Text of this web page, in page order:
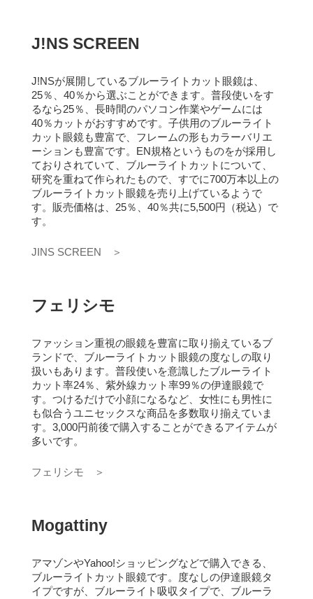
J!NS SCREEN
J!NSが展開しているブルーライトカット眼鏡は、
25％、40％から選ぶことができます。 普段使いをす
るなら25％、長時間のパソコン作業やゲームには
40％カットがおすすめです。 子供用のブルーライト
カット眼鏡も豊富で、フレームの形もカラーバリエ
ーションも豊富です。
EN規格というものをが採用し
ておりされていて、ブルーライトカットについて、
研究を重ねて作られたもので、すでに700万本以上の
ブルーライトカット眼鏡を売り上げているようで
す。 販売価格は、25％、40％共に5,500円（税込）で
す。
JINS SCREEN ＞
フェリシモ
ファッション重視の眼鏡を豊富に取り揃えているブ
ランドで、ブルーライトカット眼鏡の度なしの取り
扱いもあります。 普段使いを意識したブルーライト
カット率24％、紫外線カット率99％の伊達眼鏡で
す。 つけるだけで小顔になるなど、女性にも男性に
も似合うユニセックスな商品を多数取り揃えていま
す。 3,000円前後で購入することができるアイテムが
多いです。
フェリシモ ＞
Mogattiny
アマゾンやYahoo!ショッピングなどで購入できる、
ブルーライトカット眼鏡です。 度なしの伊達眼鏡タ
イプですが、ブルーライト吸収タイプで、ブルーラ